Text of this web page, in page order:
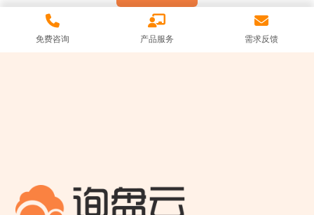
免费咨询 产品服务 需求反馈